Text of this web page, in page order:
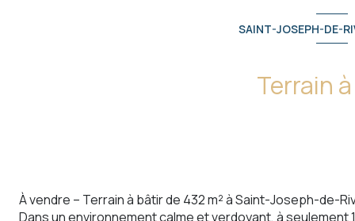
SAINT-JOSEPH-DE-
Terrain
À vendre – Terrain à bâtir de 432 m² à Saint-Joseph-de-
Dans un environnement calme et verdoyant, à seulement